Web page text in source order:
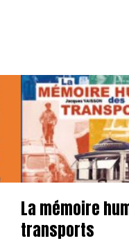
La mémoire
transports